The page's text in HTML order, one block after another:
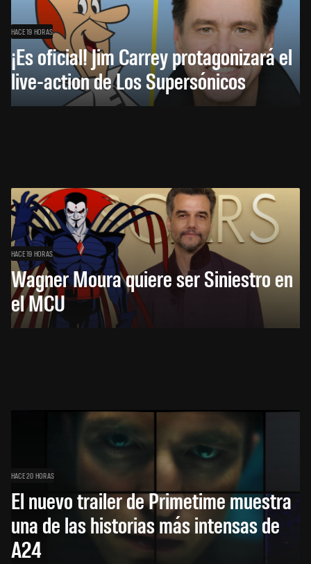
HACE 19 HORAS
¡Es oficial! Jim Carrey protagonizará el
live-action de Los Supersónicos
HACE 19 HORAS
Wagner Moura quiere ser Siniestro en
el MCU
HACE 20 HORAS
El nuevo trailer de Primetime muestra
una de las historias más intensas de
A24